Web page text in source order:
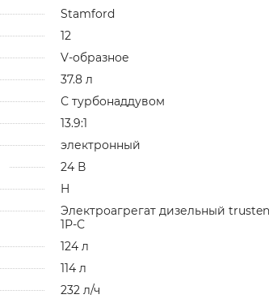
Stamford
12
V-образное
37.8 л
С турбонаддувом
13.9:1
электронный
24 В
H
Электроагрегат дизельный
1Р-С
124 л
114 л
232 л/ч